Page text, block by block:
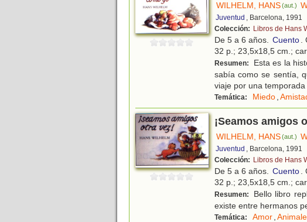
WILHELM, HANS(aut.)
Juventud , Barcelona, 1991
Colección: Libros de Hans
De 5 a 6 años. Cuento.
32 p.; 23,5x18,5 cm.;
Resumen:
Esta es la
sabía como se sentía,
viaje por una
Temática: Miedo,
¡Seamos amigos
WILHELM, HANS(aut.)
Juventud , Barcelona, 1991
Colección: Libros de Hans
De 5 a 6 años. Cuento.
32 p.; 23,5x18,5 cm.;
Resumen:
Bello libro
existe entre hermanos
Temática: Amor,